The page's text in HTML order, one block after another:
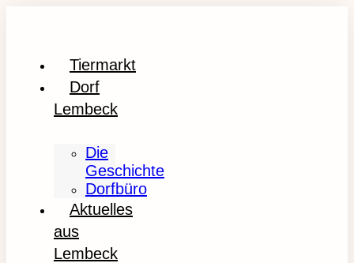
Tiermarkt
Dorf
Lembeck
Die
Geschichte
Dorfbüro
Aktuelles
aus
Lembeck